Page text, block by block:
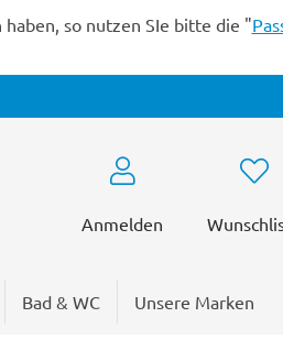
so nutzen SIe bitte die "
Anmelden
Bad & WC Unsere Marken